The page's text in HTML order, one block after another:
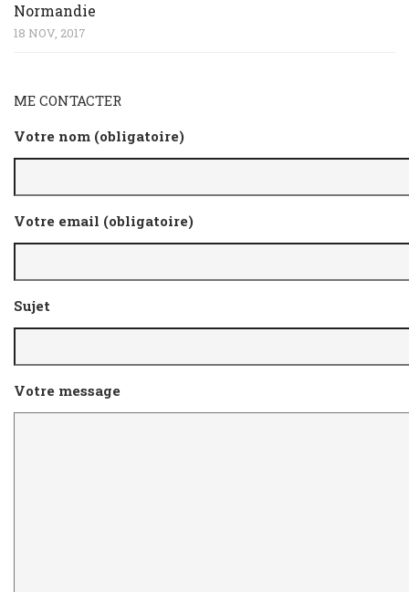
Normandie
18 NOV, 2017
ME CONTACTER
Votre nom (obligatoire)
Votre email (obligatoire)
Sujet
Votre message